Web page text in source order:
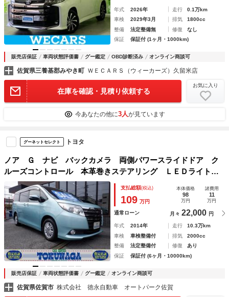
年式 2026年 走行
0.1万km
車検
2029年3月 排気
1800cc
整備
法定整備無 修復
なし
保証
保証付 (1ヶ月・1000km)
販売店保証 車両状態評価書 グー鑑定 OBD診断済み オンライン商談可
佐賀県三養基郡みやき町 ＷＥＣＡＲＳ（ウィーカーズ）久留米店
在庫を確認・見積り依頼する
お気に入り
今あなたの他に3人が見ています
グーネットセレクト トヨタ
ノア Ｇ ナビ バックカメラ 両側パワースライドドア ク
ルーズコントロール 本革巻きステアリング ＬＥＤライト
オートライト アイドリングストップ ＥＴＣ Ｓ－ＶＳＣ
専用シートカバー プッシュスタート フォグ
支払総額(税込)
109 万円
本体価格
98
万円
諸費用
11
万円
通常ローン 月々 22,000 円
年式 2014年 走行
10.3万km
車検
車検整備付 排気
2000cc
整備
法定整備付 修復
あり
保証
保証付 (6ヶ月・10000km)
販売店保証 車両状態評価書 グー鑑定 オンライン商談可
佐賀県佐賀市 株式会社 徳永自動車 オートパーク佐賀